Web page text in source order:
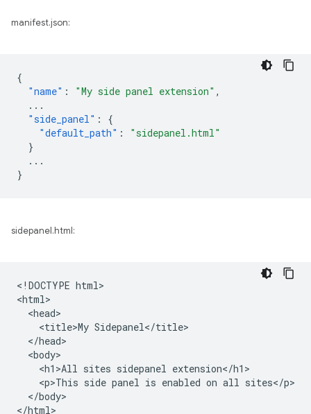
manifest.json:
{
"name" : "My side panel extension" ,
...
"side_panel" :
{
"default_path" :
"sidepanel.html"
}
...
}
sidepanel.html:
<!DOCTYPE html>
<html>
  <head>
    <title>My Sidepanel</title>
  </head>
  <body>
    <h1>All sites sidepanel extension</h1>
    <p>This side panel is enabled on all sites</p>
  </body>